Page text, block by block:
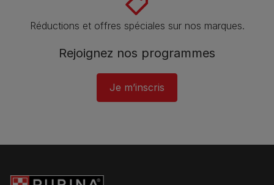
Réductions et offres spéciales sur nos marques​.
Rejoignez nos programmes
Je m’inscris